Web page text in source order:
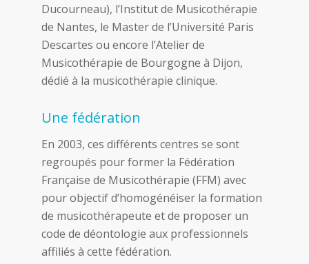
Ducourneau), l’Institut de Musicothérapie
de Nantes, le Master de l’Université Paris
Descartes ou encore l’Atelier de
Musicothérapie de Bourgogne à Dijon,
dédié à la musicothérapie clinique.
Une fédération
En 2003, ces différents centres se sont
regroupés pour former la Fédération
Française de Musicothérapie (FFM) avec
pour objectif d’homogénéiser la formation
de musicothérapeute et de proposer un
code de déontologie aux professionnels
affiliés à cette fédération.